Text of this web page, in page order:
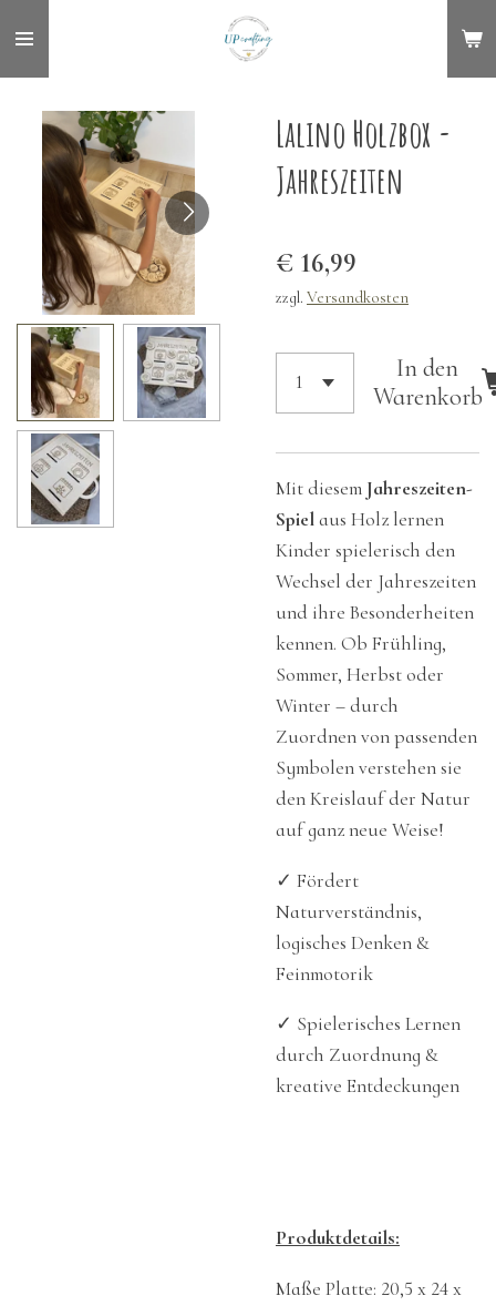
Lalino Holzbox -
Jahreszeiten
€ 16,99
zzgl. Versandkosten
In den
Warenkorb
Mit diesem Jahreszeiten-
Spielaus Holz lernen
Kinder spielerisch den
Wechsel der Jahreszeiten
und ihre Besonderheiten
kennen. Ob Frühling,
Sommer, Herbst oder
Winter – durch
Zuordnen von passenden
Symbolen verstehen sie
den Kreislauf der Natur
auf ganz neue Weise!
✓ Fördert
Naturverständnis,
logisches Denken &
Feinmotorik
✓ Spielerisches Lernen
durch Zuordnung &
kreative Entdeckungen
Produktdetails:
Maße Platte: 20,5 x 24 x